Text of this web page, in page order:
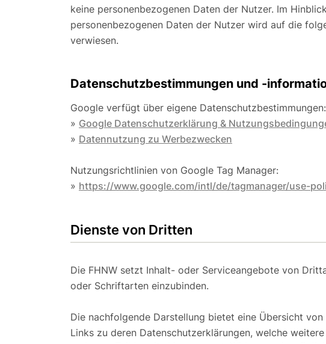
keine personenbezogenen Daten der Nutzer. Im
personenbezogenen Daten der Nutzer wird auf die
verwiesen.
Datenschutzbestimmungen und -
Google verfügt über eigene Datenschutzbestimmungen:
» Google Datenschutzerklärung &
» Datennutzung zu Werbezwecken
Nutzungsrichtlinien von Google Tag Manager:
» https://www.google.com/intl/de/tagmanager/use-
Dienste von Dritten
Die FHNW setzt Inhalt- oder Serviceangebote von
oder Schriftarten einzubinden.
Die nachfolgende Darstellung bietet eine Übersicht
Links zu deren Datenschutzerklärungen, welche